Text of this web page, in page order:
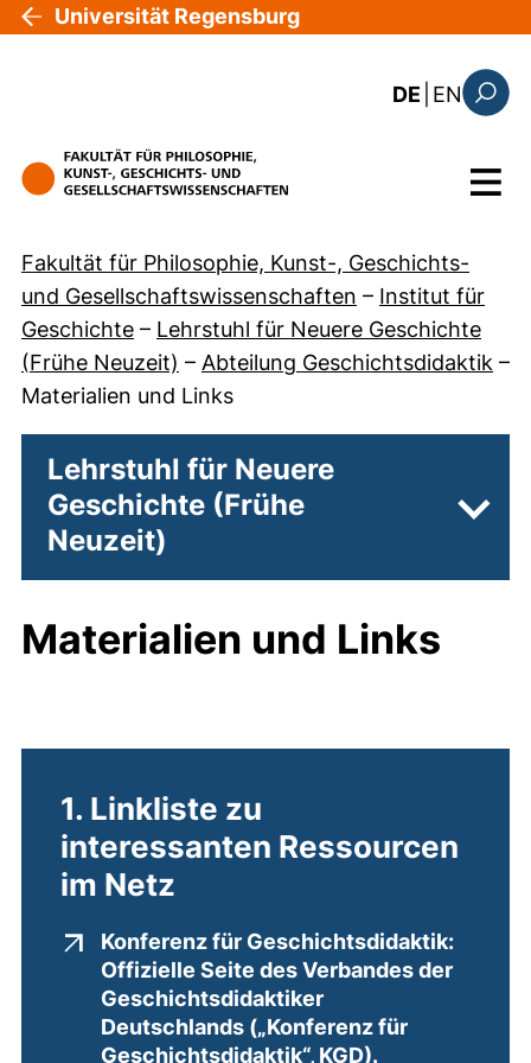
Direkt zum Inhalt
Universität Regensburg
DE EN: the
Menü
Fakultät für Philosophie, Kunst-, Geschichts-
und Gesellschaftswissenschaften – Institut für
Geschichte – Lehrstuhl für Neuere Geschichte
(Frühe Neuzeit) – Abteilung Geschichtsdidaktik –
Materialien und Links
Lehrstuhl für Neuere
Geschichte (Frühe
Neuzeit)
Materialien und Links
1. Linkliste zu
interessanten Ressourcen
im Netz
Konferenz für Geschichtsdidaktik:
Offizielle Seite des Verbandes der
Geschichtsdidaktiker
Deutschlands („Konferenz für
Geschichtsdidaktik“, KGD).